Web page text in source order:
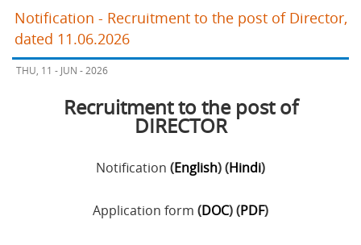
Notification - Recruitment to the post of Director,
dated 11.06.2026
THU, 11 - JUN - 2026
Recruitment to the post of
DIRECTOR
Notification (English) (Hindi)
Application form (DOC) (PDF)